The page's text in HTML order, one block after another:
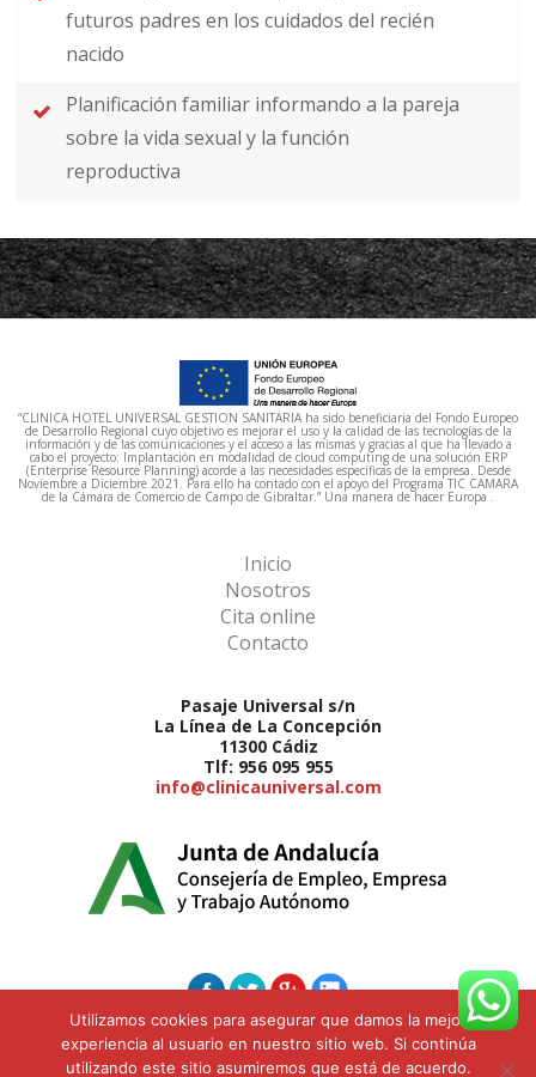
futuros padres en los cuidados del recién
nacido
Planificación familiar informando a la pareja
sobre la vida sexual y la función
reproductiva
“CLINICA HOTEL UNIVERSAL GESTION SANITARIA ha sido beneficiaria del Fondo Europeo
de Desarrollo Regional cuyo objetivo es mejorar el uso y la calidad de las tecnologías de la
información y de las comunicaciones y el acceso a las mismas y gracias al que ha llevado a
cabo el proyecto: Implantación en modalidad de cloud computing de una solución ERP
(Enterprise Resource Planning) acorde a las necesidades específicas de la empresa. Desde
Noviembre a Diciembre 2021. Para ello ha contado con el apoyo del Programa TIC CAMARA
de la Cámara de Comercio de Campo de Gibraltar.” Una manera de hacer Europa .
Inicio
Nosotros
Cita online
Contacto
Pasaje Universal s/n
La Línea de La Concepción
11300 Cádiz
Tlf: 956 095 955
info@clinicauniversal.com
Utilizamos cookies para asegurar que damos la mejor
experiencia al usuario en nuestro sitio web. Si continúa
utilizando este sitio asumiremos que está de acuerdo.